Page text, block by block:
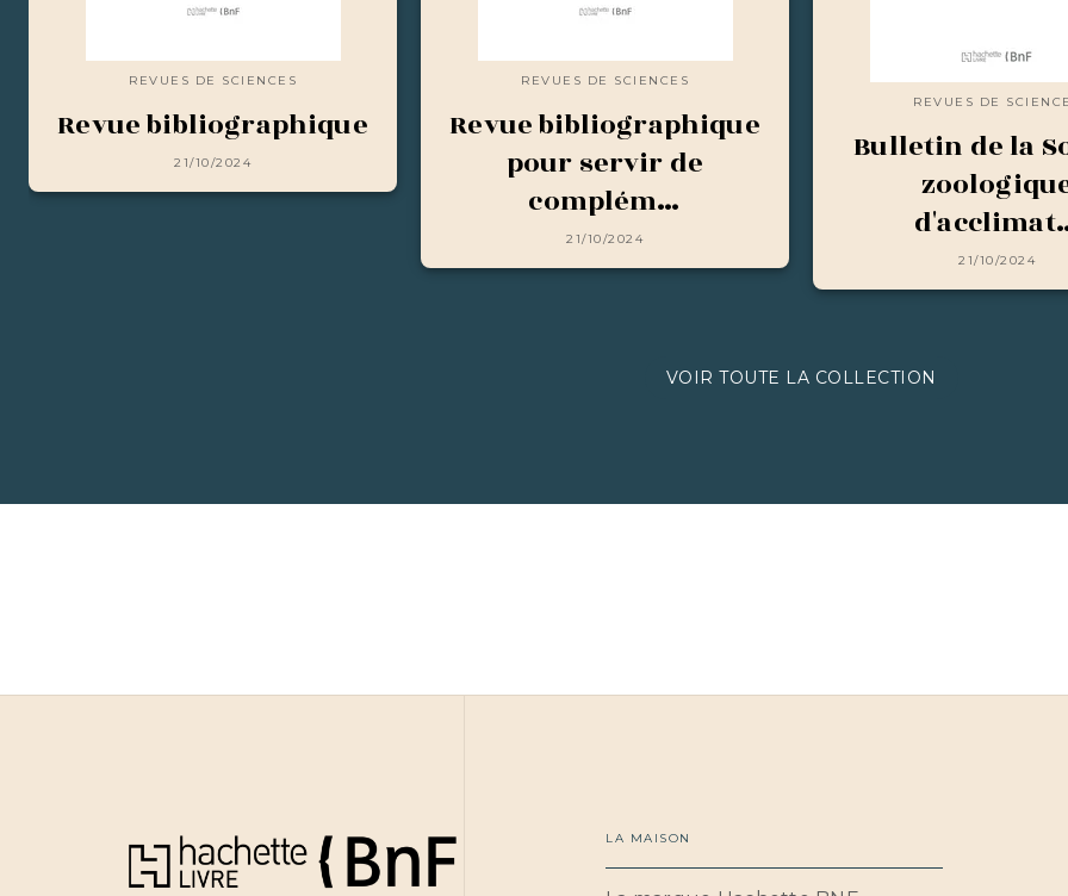
REVUES DE SCIENCES
Revue bibliographique
21/10/2024
REVUES DE SCIENCES
Revue bibliographique
pour servir de
complém…
21/10/2024
REVUES DE
Bulletin de la
21/10/2024
VOIR TOUTE LA COLLECTION
LA MAISON